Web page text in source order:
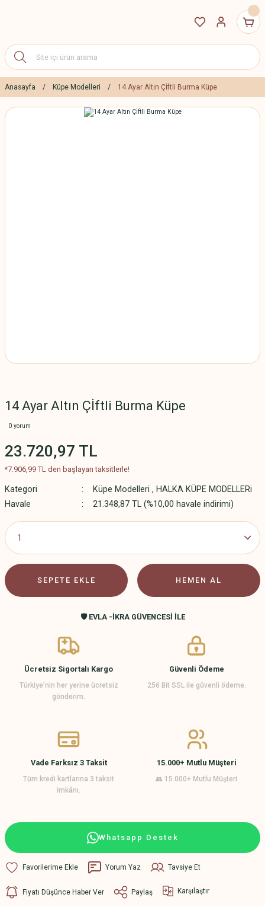
Anasayfa Küpe Modelleri 14 Ayar Altın Çİftli Burma Küpe
14 Ayar Altın Çİftli Burma Küpe
0 yorum
23.720,97 TL
*7.906,99 TL den başlayan taksitlerle!
Kategori Küpe Modelleri , HALKA KÜPE MODELLERi
Havale
21.348,87 TL (%10,00 havale indirimi)
SEPETE EKLE HEMEN AL
🛡️ EVLA -İKRA GÜVENCESİ İLE
Ücretsiz Sigortalı Kargo
Türkiye’nin her yerine ücretsiz
gönderim.
Güvenli Ödeme
256 Bit SSL ile güvenli ödeme.
Vade Farksız 3 Taksit
Tüm kredi kartlarına 3 taksit
imkânı.
15.000+ Mutlu Müşteri
👥 15.000+ Mutlu Müşteri
Whatsapp Destek
Yorum Yaz Tavsiye Et
Fiyatı Düşünce Haber Ver Paylaş Karşılaştır